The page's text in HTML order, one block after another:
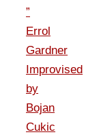
”
Errol
Gardner
Improvised
by
Bojan
Cukic